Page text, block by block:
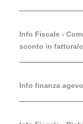
Info Fiscale -
sconto in fattura/
Info finanza